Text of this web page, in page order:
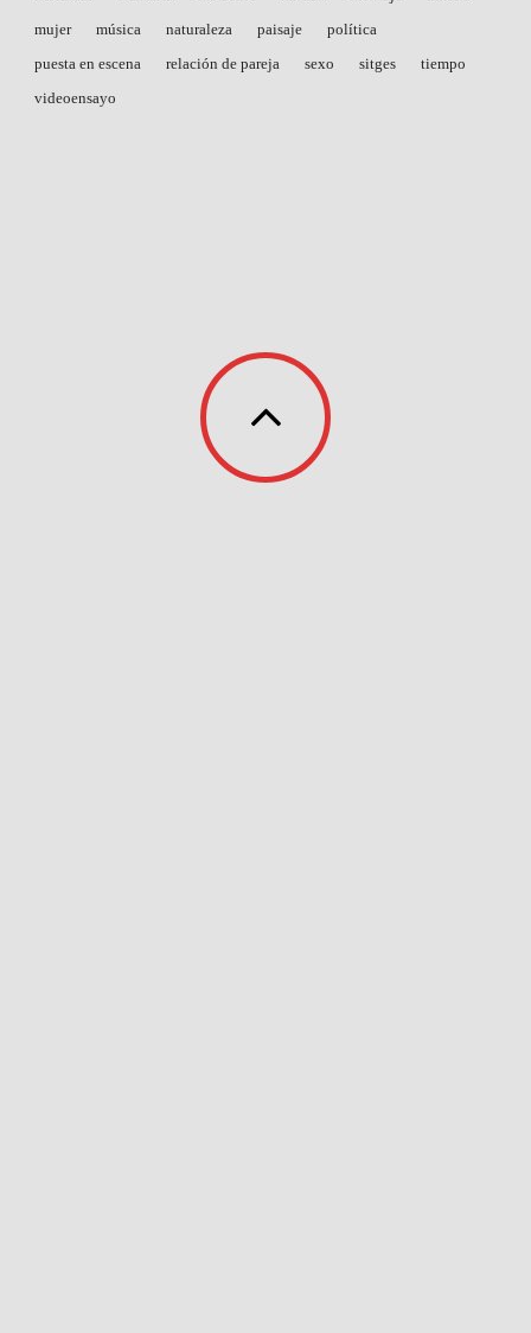
mujer
música naturaleza paisaje
política
puesta en escena
relación de pareja sexo sitges
tiempo
videoensayo